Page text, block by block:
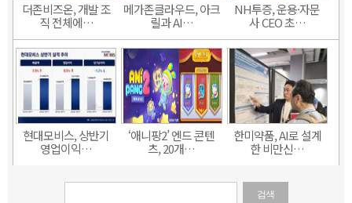
더존비즈온, 개발 조
직 전체에…
메가존클라우드, 아크
릴과 AI…
NH투증, 운용·자문
사 CEO 초…
현대모비스, 상반기
영업이익…
‘애니팡2’ 엔드 콘텐
츠, 20개…
한미약품, AI로 설계
한 비만신…
검색